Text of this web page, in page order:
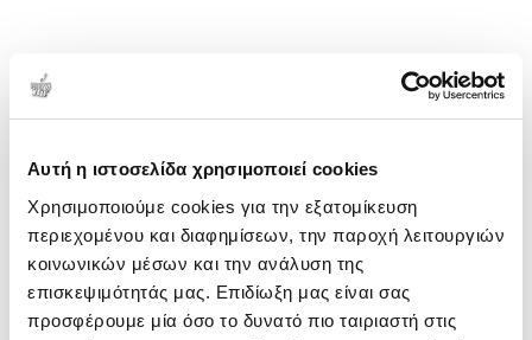
Αυτή η ιστοσελίδα χρησιμοποιεί cookies
Χρησιμοποιούμε cookies για την εξατομίκευση
περιεχομένου και διαφημίσεων, την παροχή λειτουργιών
κοινωνικών μέσων και την ανάλυση της
επισκεψιμότητάς μας. Επιδίωξη μας είναι σας
προσφέρουμε μία όσο το δυνατό πιο ταιριαστή στις
εγγραμματισμό, το διεθνές πρόγραμμα PISA και τη
Διδακτική των Μαθηματικών. Εργάζεται ως
εκπαίδευση.
1-1 από 1 προϊόντα
Δημοτικότητα